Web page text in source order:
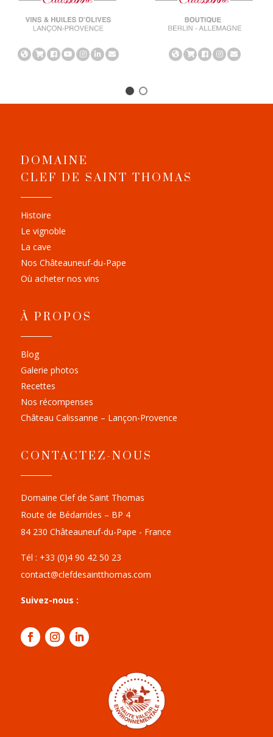
DOMAINE
CLEF DE SAINT THOMAS
Histoire
Le vignoble
La cave
Nos Châteauneuf-du-Pape
Où acheter nos vins
À PROPOS
Blog
Galerie photos
Recettes
Nos récompenses
Château Calissanne – Lançon-Provence
CONTACTEZ-NOUS
Domaine Clef de Saint Thomas
Route de Bédarrides – BP 4
84 230 Châteauneuf-du-Pape - France
Tél : +33 (0)4 90 42 50 23
contact@clefdesaintthomas.com
Suivez-nous :